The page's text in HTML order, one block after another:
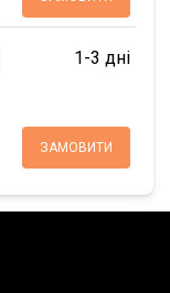
1-3 дні
ЗАМОВИТИ